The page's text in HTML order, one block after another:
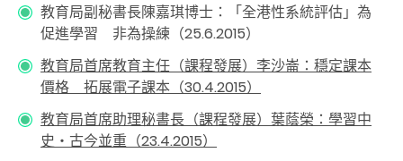
教育局副秘書長陳嘉琪博士：「全港性系統評估」為
促進學習 非為操練（25.6.2015）
教育局首席教育主任（課程發展）李沙崙：穩定課本
價格 拓展電子課本（30.4.2015）
教育局首席助理秘書長（課程發展）葉蔭榮：學習中
史‧古今並重（23.4.2015）